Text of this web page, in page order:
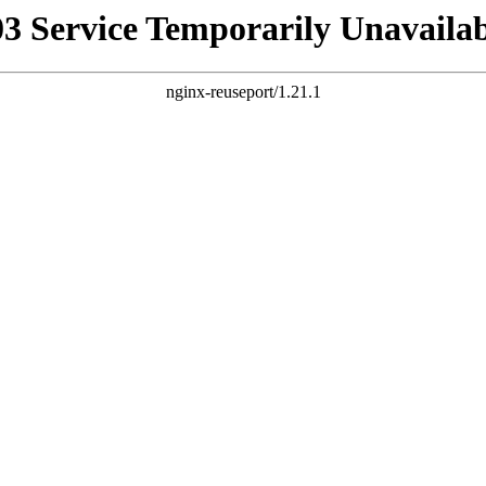
Service Temporarily
nginx-reuseport/1.21.1